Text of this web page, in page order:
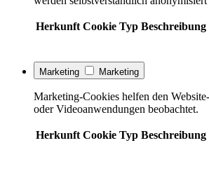
Herkunft Cookie Typ Beschreibung
Marketing Marketing
Marketing-Cookies helfen den
oder Videoanwendungen beobachtet.
Herkunft Cookie Typ Beschreibung